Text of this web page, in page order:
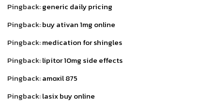
Pingback:generic daily pricing
Pingback:buy ativan 1mg online
Pingback:medication for shingles
Pingback:lipitor 10mg side effects
Pingback:amoxil 875
Pingback:lasix buy online